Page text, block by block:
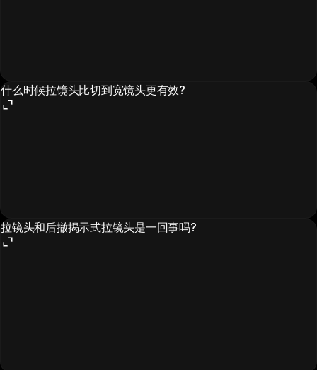
什么时候拉镜头比切到宽镜头更有效?
拉镜头和后撤揭示式拉镜头是一回事吗?